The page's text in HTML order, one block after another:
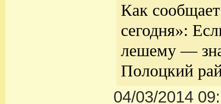
Как
сегодня»:
лешему —
Полоцкий
04/03/2014